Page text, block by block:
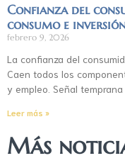
Confianza del
consumo e
febrero 9, 2026
La confianza del
Caen todos los
y empleo. Señal
Leer más »
Más